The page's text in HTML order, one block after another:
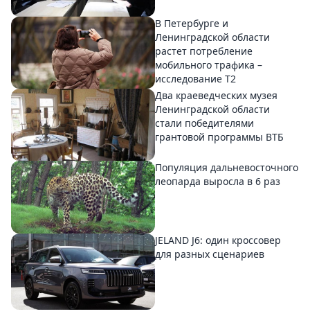
В Петербурге и
Ленинградской области
растет потребление
мобильного трафика –
исследование T2
Два краеведческих музея
Ленинградской области
стали победителями
грантовой программы ВТБ
Популяция дальневосточного
леопарда выросла в 6 раз
JELAND J6: один кроссовер
для разных сценариев